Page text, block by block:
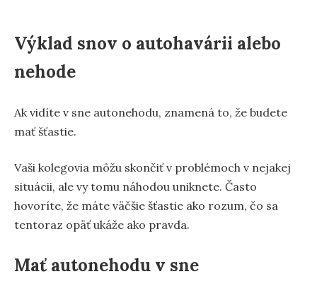
Výklad snov o autohavárii alebo
nehode
Ak vidíte v sne autonehodu, znamená to, že budete
mať šťastie.
Vaši kolegovia môžu skončiť v problémoch v nejakej
situácii, ale vy tomu náhodou uniknete. Často
hovoríte, že máte väčšie šťastie ako rozum, čo sa
tentoraz opäť ukáže ako pravda.
Mať autonehodu v sne